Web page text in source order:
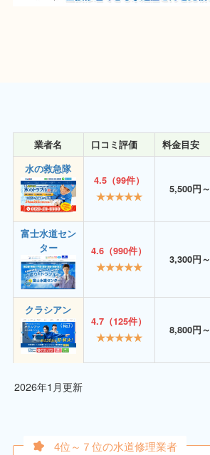
業者名 口コミ評価 料金目安
水の救急隊
4.5（99件）
★★★★★
5,500円～
富士水道セン
ター
4.6（990件）
★★★★★
3,300円～
クラシアン
4.7（125件）
★★★★★
8,800円～
2026年1月更新
4位～７位の水道修理業者